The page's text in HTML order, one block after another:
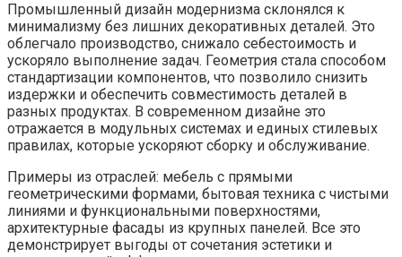
Промышленный дизайн модернизма склонялся к
минимализму без лишних декоративных деталей. Это
облегчало производство, снижало себестоимость и
ускоряло выполнение задач. Геометрия стала способом
стандартизации компонентов, что позволило снизить
издержки и обеспечить совместимость деталей в
разных продуктах. В современном дизайне это
отражается в модульных системах и единых стилевых
правилах, которые ускоряют сборку и обслуживание.
Примеры из отраслей: мебель с прямыми
геометрическими формами, бытовая техника с чистыми
линиями и функциональными поверхностями,
архитектурные фасады из крупных панелей. Все это
демонстрирует выгоды от сочетания эстетики и